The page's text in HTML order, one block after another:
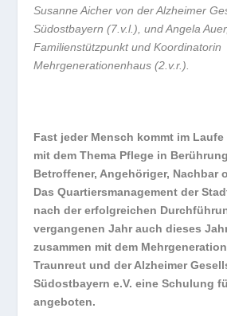
Susanne Aicher von der Alzheimer
Südostbayern (7.v.l.), und Angela
Familienstützpunkt und Koordinatorin
Mehrgenerationenhaus (2.v.r.).
Fast jeder Mensch kommt im
mit dem Thema Pflege in
Betroffener, Angehöriger, Nachbar
Das Quartiersmanagement der
nach der erfolgreichen
vergangenen Jahr auch dieses
zusammen mit dem
Traunreut und der Alzheimer
Südostbayern e.V. eine Schulung
angeboten.